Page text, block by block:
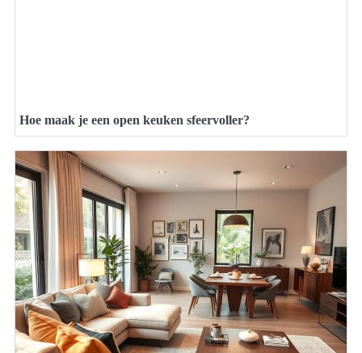
Hoe maak je een open keuken sfeervoller?